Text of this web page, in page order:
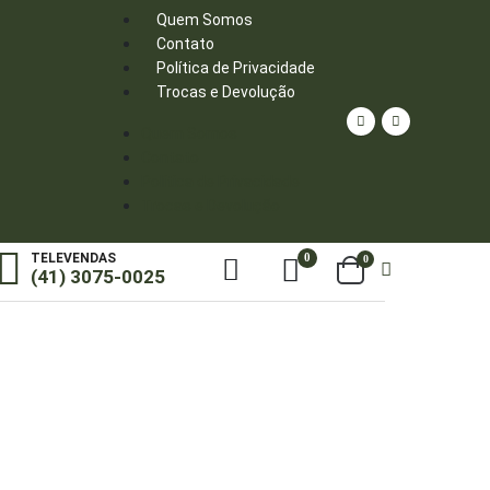
Quem Somos
Contato
Política de Privacidade
Trocas e Devolução
TELEVENDAS
(41) 3075-0025
0 0